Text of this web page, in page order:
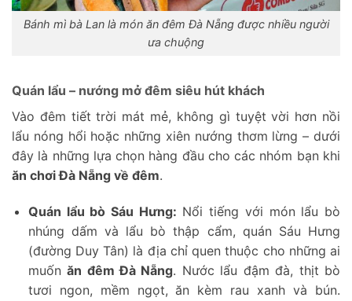
Bánh mì bà Lan là món ăn đêm Đà Nẵng được nhiều người
ưa chuộng
Quán lẩu – nướng mở đêm siêu hút khách
Vào đêm tiết trời mát mẻ, không gì tuyệt vời hơn nồi
lẩu nóng hổi hoặc những xiên nướng thơm lừng – dưới
đây là những lựa chọn hàng đầu cho các nhóm bạn khi
ăn chơi Đà Nẵng về đêm.
Quán lẩu bò Sáu Hưng: Nổi tiếng với món lẩu bò
nhúng dấm và lẩu bò thập cẩm, quán Sáu Hưng
(đường Duy Tân) là địa chỉ quen thuộc cho những ai
muốnăn đêm Đà Nẵng. Nước lẩu đậm đà, thịt bò
tươi ngon, mềm ngọt, ăn kèm rau xanh và bún.